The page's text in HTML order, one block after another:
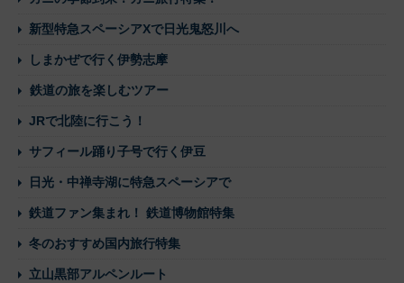
新型特急スペーシアXで日光鬼怒川へ
しまかぜで行く伊勢志摩
鉄道の旅を楽しむツアー
JRで北陸に行こう！
サフィール踊り子号で行く伊豆
日光・中禅寺湖に特急スペーシアで
鉄道ファン集まれ！ 鉄道博物館特集
冬のおすすめ国内旅行特集
立山黒部アルペンルート